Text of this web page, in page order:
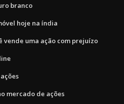
branco
hoje na índia
vende uma ação com prejuízo
mercado de ações